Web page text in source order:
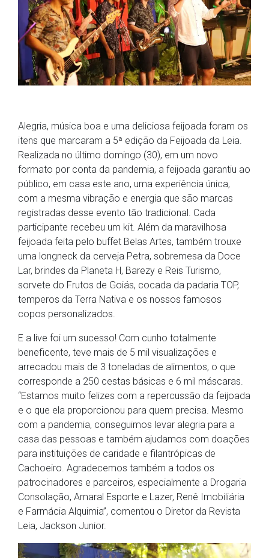
Alegria, música boa e uma deliciosa feijoada foram os
itens que marcaram a 5ª edição da Feijoada da Leia.
Realizada no último domingo (30), em um novo
formato por conta da pandemia, a feijoada garantiu ao
público, em casa este ano, uma experiência única,
com a mesma vibração e energia que são marcas
registradas desse evento tão tradicional. Cada
participante recebeu um kit. Além da maravilhosa
feijoada feita pelo buffet Belas Artes, também trouxe
uma longneck da cerveja Petra, sobremesa da Doce
Lar, brindes da Planeta H, Barezy e Reis Turismo,
sorvete do Frutos de Goiás, cocada da padaria TOP,
temperos da Terra Nativa e os nossos famosos
copos personalizados.
E a live foi um sucesso! Com cunho totalmente
beneficente, teve mais de 5 mil visualizações e
arrecadou mais de 3 toneladas de alimentos, o que
corresponde a 250 cestas básicas e 6 mil máscaras.
“Estamos muito felizes com a repercussão da feijoada
e o que ela proporcionou para quem precisa. Mesmo
com a pandemia, conseguimos levar alegria para a
casa das pessoas e também ajudamos com doações
para instituições de caridade e filantrópicas de
Cachoeiro. Agradecemos também a todos os
patrocinadores e parceiros, especialmente a Drogaria
Consolação, Amaral Esporte e Lazer, Renê Imobiliária
e Farmácia Alquimia”, comentou o Diretor da Revista
Leia, Jackson Junior.